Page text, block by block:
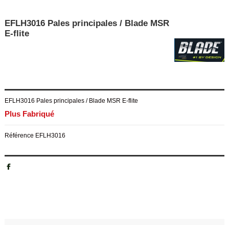
EFLH3016 Pales principales / Blade MSR
E-flite
EFLH3016 Pales principales / Blade MSR E-flite
Plus Fabriqué
Référence EFLH3016